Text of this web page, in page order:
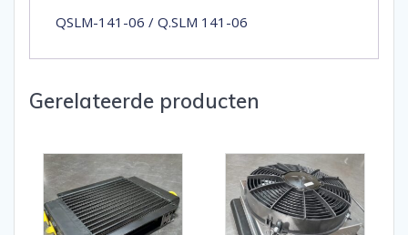
QSLM-141-06 / Q.SLM 141-06
Gerelateerde producten